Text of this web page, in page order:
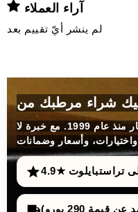
جهاز
الكلسية
آراء العملاء
لم ينشر أيّ تقييم بعد
موثوق بها من قبل عشّاق السيجار منذ عام 1999. مع خبرة لا
290 يورو)